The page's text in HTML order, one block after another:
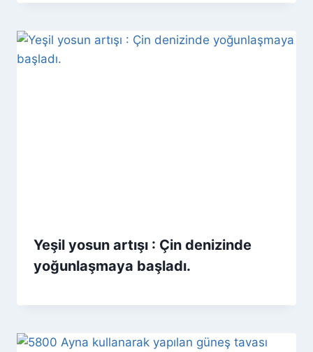
Yeşil yosun artışı : Çin denizinde
yoğunlaşmaya başladı.